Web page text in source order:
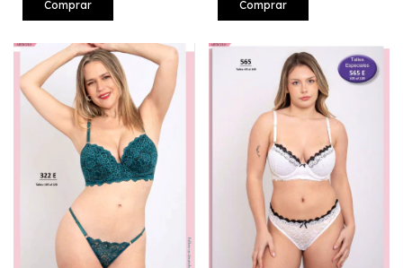
Comprar Comprar